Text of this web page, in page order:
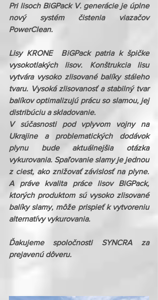
Pri lisoch BiGPack V. generácie je úplne
nový systém čistenia viazačov
PowerClean.
Lisy KRONE  BiGPack patria k špičke
vysokotlakých lisov. Konštrukcia lisu
vytvára vysoko zlisované balíky stáleho
tvaru. Vysoká zlisovanosť a stabilný tvar
balíkov optimalizujú prácu so slamou, jej
distribúciu a skladovanie.
V súčasnosti pod vplyvom vojny na
Ukrajine a problematických dodávok
plynu bude aktuálnejšia otázka
vykurovania. Spaľovanie slamy je jednou
z ciest, ako znižovať závislosť na plyne.
A práve kvalita práce lisov BiGPack,
ktorých produktom sú vysoko zlisované
balíky slamy, môže prispieť k vytvoreniu
alternatívy vykurovania.
Ďakujeme spoločnosti SYNCRA za
prejavenú dôveru.